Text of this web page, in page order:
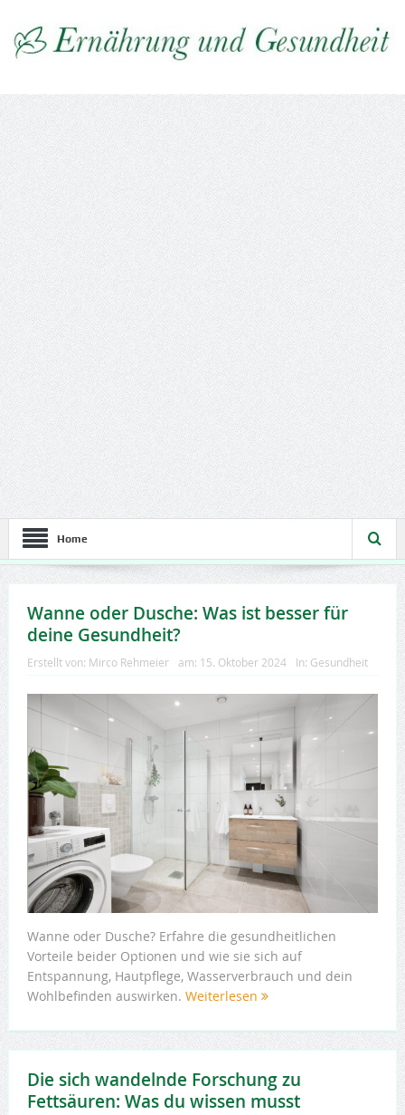
Home
Wanne oder Dusche: Was ist besser für
deine Gesundheit?
Erstellt von: Mirco Rehmeier am: 15. Oktober 2024 In: Gesundheit
Wanne oder Dusche? Erfahre die gesundheitlichen
Vorteile beider Optionen und wie sie sich auf
Entspannung, Hautpflege, Wasserverbrauch und dein
Wohlbefinden auswirken. Weiterlesen
Die sich wandelnde Forschung zu
Fettsäuren: Was du wissen musst